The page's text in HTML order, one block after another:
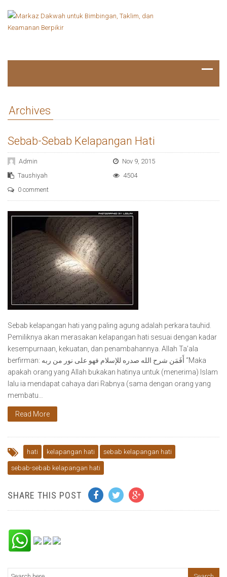
Archives
Sebab-Sebab Kelapangan Hati
Admin
Nov 9, 2015
Taushiyah
4504
0 comment
Sebab kelapangan hati yang paling agung adalah perkara tauhid.
Pemiliknya akan merasakan kelapangan hati sesuai dengan kadar
kesempurnaan, kekuatan, dan penambahannya. Allah Ta’ala
berfirman: أَفَمَن شرح الله صدره للإسلام فهو على نور من ربه “Maka
apakah orang yang Allah bukakan hatinya untuk (menerima) Islam
lalu ia mendapat cahaya dari Rabnya (sama dengan orang yang
membatu…
Read More
hati kelapangan hati sebab kelapangan hati
sebab-sebab kelapangan hati
SHARE THIS POST